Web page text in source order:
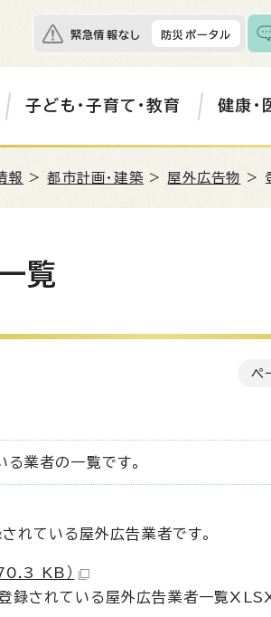
緊急情報なし 防災ポータル
子ども・子育て・教育 健康・
報 >都市計画・建築 > 屋外広告物 >
覧
ペ
業者の一覧です。
れている屋外広告業者です。
KB）
されている屋外広告業者一覧XLSX